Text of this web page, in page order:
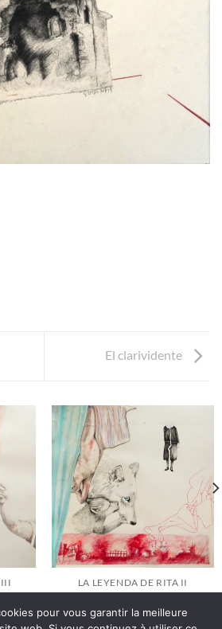
El clarividente
III LA LEYENDA DE RITA II
pour vous garantir la meilleure